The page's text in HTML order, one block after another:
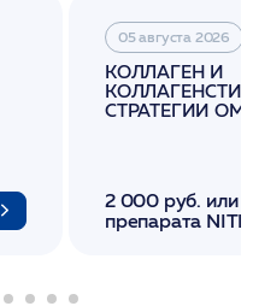
05 августа 2026
КОЛЛАГЕН И
СТРАТЕГИИ
2 000 руб. или
препарата